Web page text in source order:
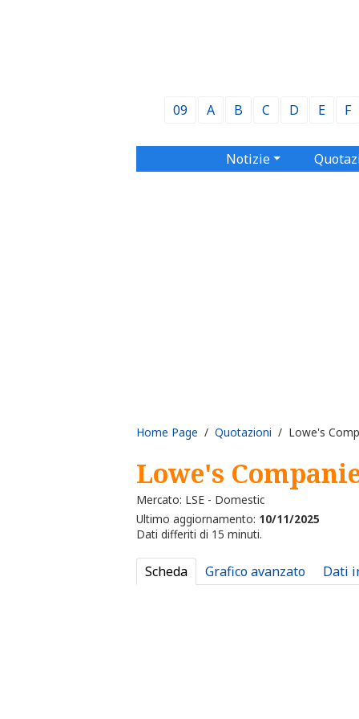
09 A B C D E F
Notizie
Home Page / Quotazioni / Lowe's
Lowe's
Mercato: LSE - Domestic
Ultimo aggiornamento: 10/11/2025
Dati differiti di 15 minuti.
Scheda Grafico avanzato Dati